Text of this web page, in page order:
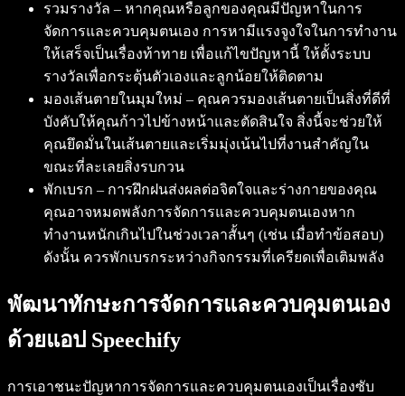
รวมรางวัล – หากคุณหรือลูกของคุณมีปัญหาในการ
จัดการและควบคุมตนเอง การหามีแรงจูงใจในการทำงาน
ให้เสร็จเป็นเรื่องท้าทาย เพื่อแก้ไขปัญหานี้ ให้ตั้งระบบ
รางวัลเพื่อกระตุ้นตัวเองและลูกน้อยให้ติดตาม
มองเส้นตายในมุมใหม่ – คุณควรมองเส้นตายเป็นสิ่งที่ดีที่
บังคับให้คุณก้าวไปข้างหน้าและตัดสินใจ สิ่งนี้จะช่วยให้
คุณยึดมั่นในเส้นตายและเริ่มมุ่งเน้นไปที่งานสำคัญใน
ขณะที่ละเลยสิ่งรบกวน
พักเบรก – การฝึกฝนส่งผลต่อจิตใจและร่างกายของคุณ
คุณอาจหมดพลังการจัดการและควบคุมตนเองหาก
ทำงานหนักเกินไปในช่วงเวลาสั้นๆ (เช่น เมื่อทำข้อสอบ)
ดังนั้น ควรพักเบรกระหว่างกิจกรรมที่เครียดเพื่อเติมพลัง
พัฒนาทักษะการจัดการและควบคุมตนเอง
ด้วยแอป Speechify
การเอาชนะปัญหาการจัดการและควบคุมตนเองเป็นเรื่องซับ